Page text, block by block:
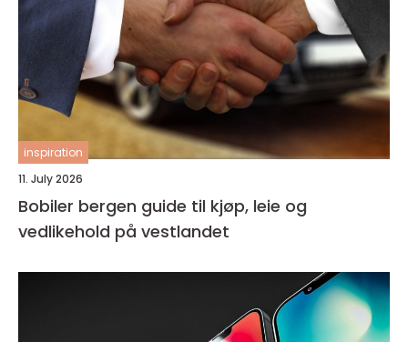
inspiration
11. July 2026
Bobiler bergen guide til kjøp, leie og
vedlikehold på vestlandet